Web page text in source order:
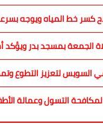
كسر خط المياه ويوجه
الجمعة بمسجد بدر ويؤكد
السويس لتعزيز التطوع
التسول وعمالة